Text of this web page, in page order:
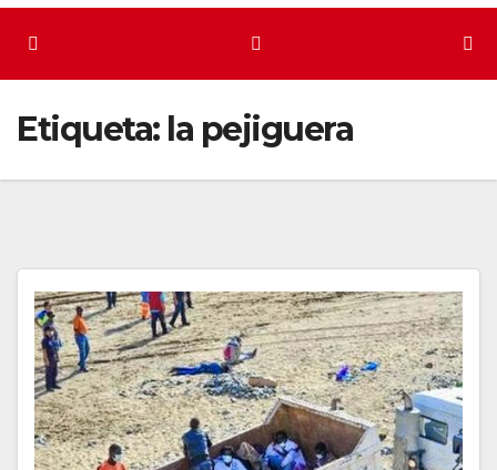
Etiqueta: la pejiguera